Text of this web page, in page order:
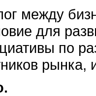
между
для
по
рынка,